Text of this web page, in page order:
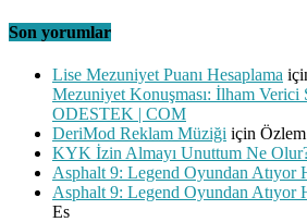
Son yorumlar
Lise Mezuniyet Puanı Hesaplama
Mezuniyet Konuşması: İlham Verici
ODESTEK | COM
DeriMod Reklam Müziği için
KYK İzin Almayı Unuttum Ne
Asphalt 9: Legend Oyundan Atıyor
Asphalt 9: Legend Oyundan Atıyor
Es